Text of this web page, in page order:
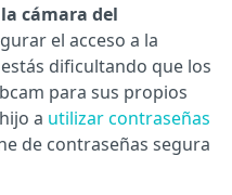
cámara del
el acceso a la
dificultando que los
para sus propios
a utilizar contraseñas
de contraseñas segura